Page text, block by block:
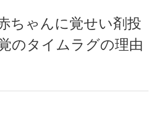
ちゃんに覚せい剤投
のタイムラグの理由